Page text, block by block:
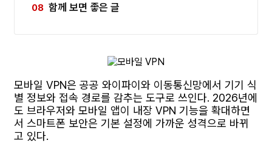
함께 보면 좋은 글
모바일 VPN은 공공 와이파이와 이동통신망에서 기기 식
별 정보와 접속 경로를 감추는 도구로 쓰인다. 2026년에
도 브라우저와 모바일 앱이 내장 VPN 기능을 확대하면
서 스마트폰 보안은 기본 설정에 가까운 성격으로 바뀌
고 있다.